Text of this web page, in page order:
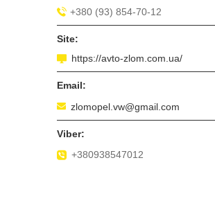
+380 (93) 854-70-12
https://avto-zlom.com.ua/
zlomopel.vw@gmail.com
+380938547012